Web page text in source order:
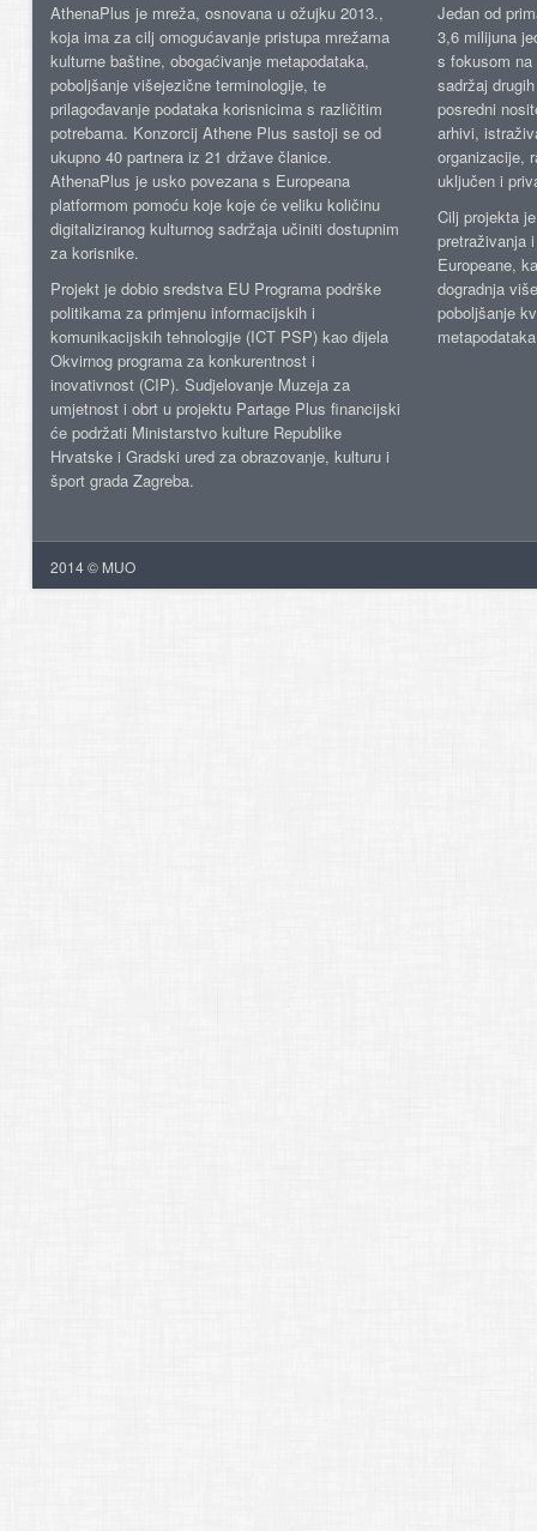
AthenaPlus je mreža, osnovana u ožujku 2013.,
koja ima za cilj omogućavanje pristupa mrežama
kulturne baštine, obogaćivanje metapodataka,
poboljšanje višejezične terminologije, te
prilagođavanje podataka korisnicima s različitim
potrebama. Konzorcij Athene Plus sastoji se od
ukupno 40 partnera iz 21 države članice.
AthenaPlus je usko povezana s Europeana
platformom pomoću koje koje će veliku količinu
digitaliziranog kulturnog sadržaja učiniti dostupnim
za korisnike.
Projekt je dobio sredstva EU Programa podrške
politikama za primjenu informacijskih i
komunikacijskih tehnologije (ICT PSP) kao dijela
Okvirnog programa za konkurentnost i
inovativnost (CIP). Sudjelovanje Muzeja za
umjetnost i obrt u projektu Partage Plus financijski
će podržati Ministarstvo kulture Republike
Hrvatske i Gradski ured za obrazovanje, kulturu i
šport grada Zagreba.
Jedan od
3,6 milijuna
s fokusom
sadržaj
posredni
arhivi,
organizacije,
uključen i
Cilj projekta
pretraživanja
Europeane,
dogradnja
poboljšanje
2014 © MUO